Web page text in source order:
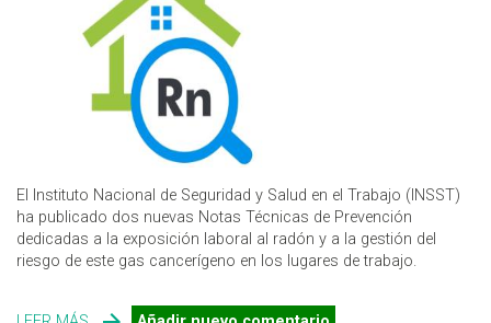
El Instituto Nacional de Seguridad y Salud en el Trabajo (INSST)
ha publicado dos nuevas Notas Técnicas de Prevención
dedicadas a la exposición laboral al radón y a la gestión del
riesgo de este gas cancerígeno en los lugares de trabajo.